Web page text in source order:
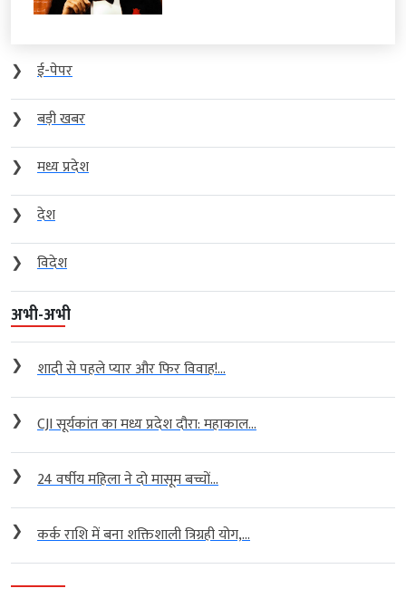
❯
ई-पेपर
❯
बड़ी खबर
❯
मध्य प्रदेश
❯
देश
❯
विदेश
अभी-अभी
❯ शादी से पहले प्यार और फिर विवाह!...
❯ CJI सूर्यकांत का मध्य प्रदेश दौरा: महाकाल...
❯ 24 वर्षीय महिला ने दो मासूम बच्चों...
❯ कर्क राशि में बना शक्तिशाली त्रिग्रही योग,...